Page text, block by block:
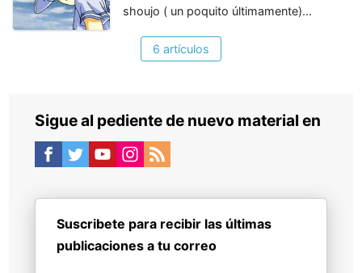
shoujo ( un poquito últimamente)...
6 artículos
Sigue al pediente de nuevo material en
Suscribete para recibir las últimas
publicaciones a tu correo